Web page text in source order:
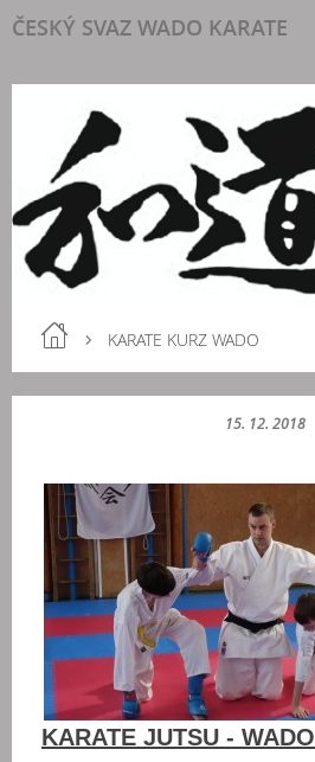
ČESKÝ SVAZ WADO KARATE
KARATE KURZ WADO
15. 12. 2018
KARATE JUTSU - WADO